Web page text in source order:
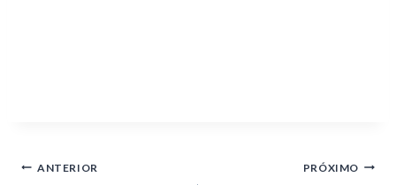
ANTERIOR PRÓXIMO